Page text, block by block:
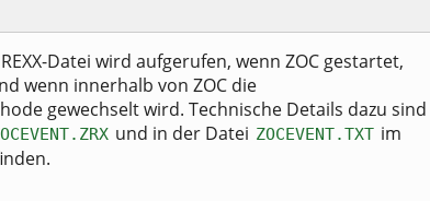
Datei wird aufgerufen, wenn ZOC gestartet,
wenn innerhalb von ZOC die
gewechselt wird. Technische Details dazu sind
und in der Datei ZOCEVENT.TXT im